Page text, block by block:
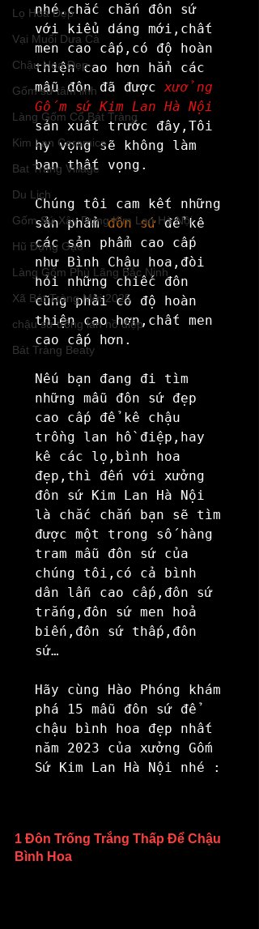
Lọ Hoa Đẹp
Vại Muối Dưa Cà
Chậu Hoa Đẹp
Gốm sứ tâm linh
Làng Gốm Cổ Bát Tràng
Kim Lan Ceramics
Bat Trang Village
Du Lịch
Gốm Sứ Xây Dựng Kim Lan Hà Nội
Hũ Đựng Gạo
Làng Gốm Phù Lãng Bắc Ninh
Xã Bát Tràng Mới 2025
chậu sứ trồng lan hồ điệp
Bát Tràng Beaty
nhé.chắc chắn đôn sứ
với kiểu dáng mới,chất
men cao cấp,có độ hoàn
thiện cao hơn hẳn các
mẫu đôn đã được xưởng
Gốm sứ Kim Lan Hà Nội
sản xuất trước đây,Tôi
hy vọng sẽ không làm
bạn thất vọng.
Chúng tôi cam kết những
sản phẩm đôn sứ để kê
các sản phẩm cao cấp
như Bình Chậu hoa,đòi
hỏi những chiếc đôn
cũng phải có độ hoàn
thiện cao hơn,chất men
cao cấp hơn.
Nếu bạn đang đi tìm
những mẫu đôn sứ đẹp
cao cấp để kê chậu
trồng lan hồ điệp,hay
kê các lọ,bình hoa
đẹp,thì đến với xưởng
đôn sứ Kim Lan Hà Nội
là chắc chắn bạn sẽ tìm
được một trong số hàng
tram mẫu đôn sứ của
chúng tôi,có cả bình
dân lẫn cao cấp,đôn sứ
trắng,đôn sứ men hoả
biến,đôn sứ thấp,đôn
sứ…
Hãy cùng Hào Phóng khám
phá 15 mẫu đôn sứ để
chậu bình hoa đẹp nhất
năm 2023 của xưởng Gốm
Sứ Kim Lan Hà Nội nhé :
1 Đôn Trống Trắng Thấp Để Chậu
Bình Hoa